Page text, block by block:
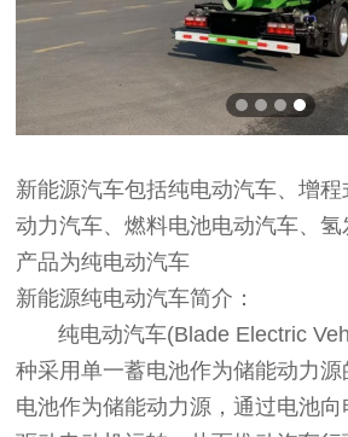
新能源汽车包括纯电动汽车、增
动力汽车、燃料电池电动汽车、
产品为纯电动汽车
新能源纯电动汽车简介：
纯电动汽车(Blade Electric
种采用单一蓄电池作为储能动力
电池作为储能动力源，通过电池向